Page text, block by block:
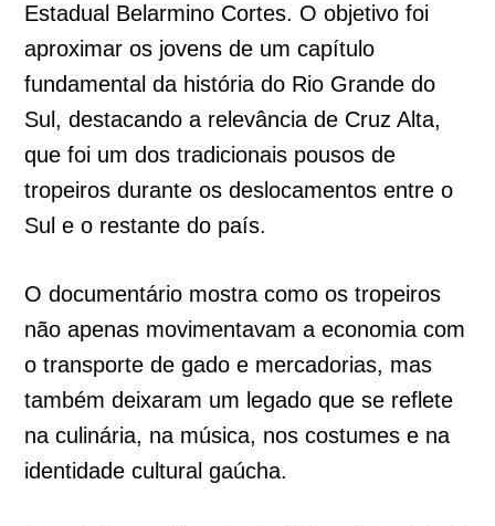
Estadual Belarmino Cortes. O objetivo foi
aproximar os jovens de um capítulo
fundamental da história do Rio Grande do
Sul, destacando a relevância de Cruz Alta,
que foi um dos tradicionais pousos de
tropeiros durante os deslocamentos entre o
Sul e o restante do país.
O documentário mostra como os tropeiros
não apenas movimentavam a economia com
o transporte de gado e mercadorias, mas
também deixaram um legado que se reflete
na culinária, na música, nos costumes e na
identidade cultural gaúcha.